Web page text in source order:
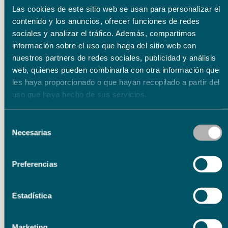
Las cookies de este sitio web se usan para personalizar el
contenido y los anuncios, ofrecer funciones de redes
sociales y analizar el tráfico. Además, compartimos
información sobre el uso que haga del sitio web con
nuestros partners de redes sociales, publicidad y análisis
web, quienes pueden combinarla con otra información que
les haya proporcionado o que hayan recopilado a partir del
uso que haya hecho de sus servicios.
Necesarias
Preferencias
Estadística
New York Public Library (2007), The Armory
Show New York (2010), The Patricia & Phillip
Frost Art Museum Miami Art Basel (2011),
MACBA Buenos Aires (2012), MMOMA MOSCÚ
(2011), Centro de Arte Contemporáneo de
Málaga (2013), Art Chicago (2014), Arte
Estambul (2014), Zona Maco México DF
(2016), Museo Patio Herreriano (2017), CEART
Fundación Juan March (2025).
nacionales e internacionales como, entre
otras, las del Museo Nacional Centro de Arte